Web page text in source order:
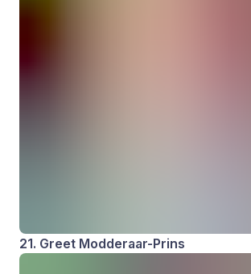
21. Greet Modderaar-Prins